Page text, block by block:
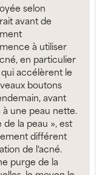
selon
avant de
à utiliser
en particulier
accélèrent le
boutons
avant
une peau nette.
la peau », est
différent
de l'acné.
purge de la